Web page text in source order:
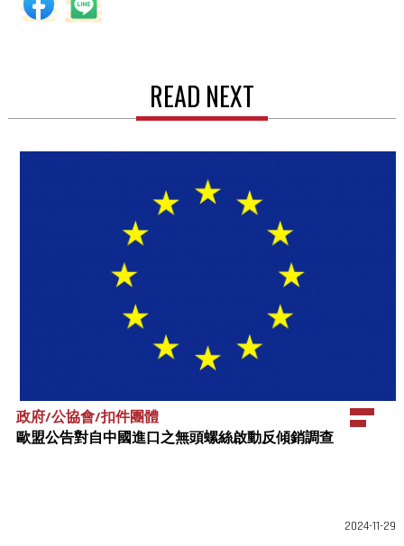
READ NEXT
政府/公協會/扣件團體
歐盟公告對自中國進口之無頭螺絲啟動反傾銷調查
2024-11-29